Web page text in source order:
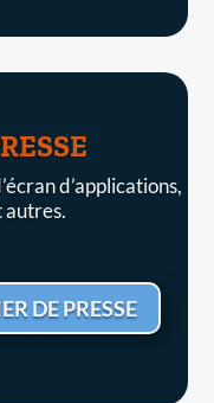
d’applications,
autres.
DE PRESSE